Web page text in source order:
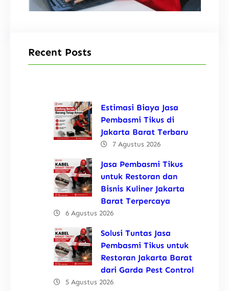
Recent Posts
Estimasi Biaya Jasa
Pembasmi Tikus di
Jakarta Barat Terbaru
7 Agustus 2026
Jasa Pembasmi Tikus
untuk Restoran dan
Bisnis Kuliner Jakarta
Barat Terpercaya
6 Agustus 2026
Solusi Tuntas Jasa
Pembasmi Tikus untuk
Restoran Jakarta Barat
dari Garda Pest Control
5 Agustus 2026